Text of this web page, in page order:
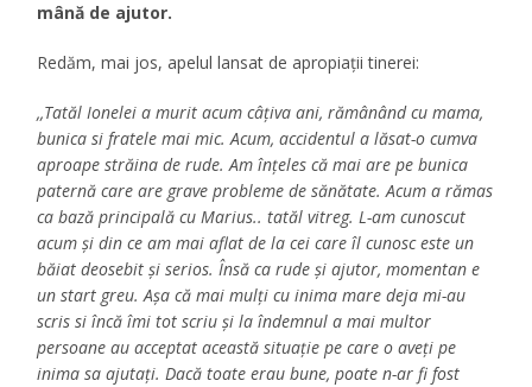
mână de ajutor.
Redăm, mai jos, apelul lansat de apropiații tinerei:
,,Tatăl Ionelei a murit acum câțiva ani, rămânând cu mama,
bunica si fratele mai mic. Acum, accidentul a lăsat-o cumva
aproape străina de rude. Am înțeles că mai are pe bunica
paternă care are grave probleme de sănătate. Acum a rămas
ca bază principală cu Marius.. tatăl vitreg. L-am cunoscut
acum și din ce am mai aflat de la cei care îl cunosc este un
băiat deosebit și serios. Însă ca rude și ajutor, momentan e
un start greu. Așa că mai mulți cu inima mare deja mi-au
scris si încă îmi tot scriu și la îndemnul a mai multor
persoane au acceptat această situație pe care o aveți pe
inima sa ajutați. Dacă toate erau bune, poate n-ar fi fost